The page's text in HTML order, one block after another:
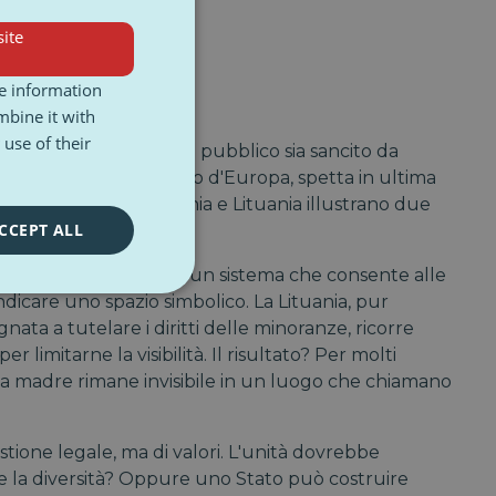
locale
lingue minoritarie in pubblico sia sancito da
standard del Consiglio d'Europa, spetta in ultima
effettivo. Polonia e Lituania illustrano due
difficoltà, ha creato un sistema che consente alle
uno spazio simbolico. La Lituania, pur
a tutelare i diritti delle minoranze, ricorre
limitarne la visibilità. Il risultato? Per molti
madre rimane invisibile in un luogo che chiamano
legale, ma di valori. L'unità dovrebbe
la diversità? Oppure uno Stato può costruire
information
it with
of their
ALL